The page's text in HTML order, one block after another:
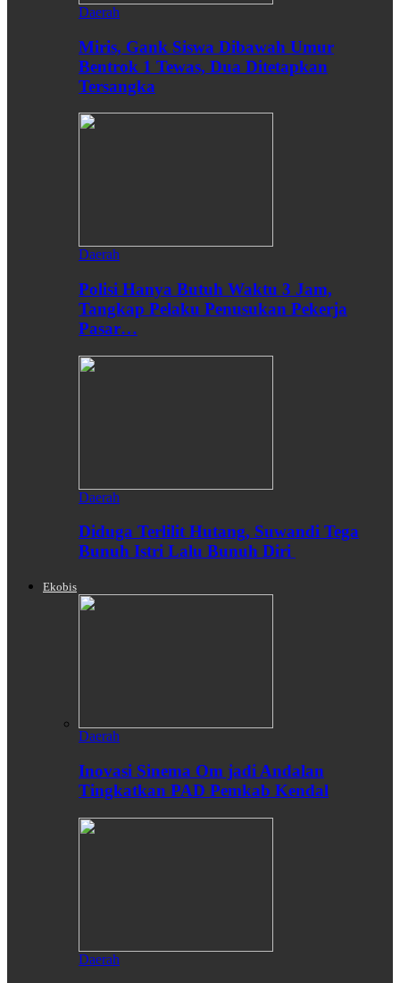
Daerah
Miris, Gank Siswa Dibawah Umur
Bentrok 1 Tewas, Dua Ditetapkan
Tersangka
Daerah
Polisi Hanya Butuh Waktu 3 Jam,
Tangkap Pelaku Penusukan Pekerja
Pasar…
Daerah
Diduga Terlilit Hutang, Suwandi Tega
Bunuh Istri Lalu Bunuh Diri
Ekobis
Daerah
Inovasi Sinema Om jadi Andalan
Tingkatkan PAD Pemkab Kendal
Daerah